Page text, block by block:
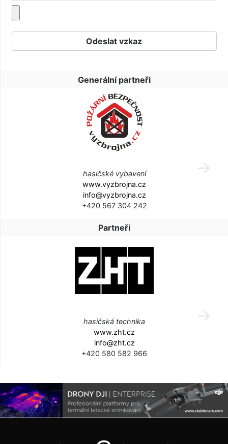
Generální partneři
hasičské vybavení
www.vyzbrojna.cz
info@vyzbrojna.cz
+420 567 304 242
Partneři
hasičská technika
www.zht.cz
info@zht.cz
+420 580 582 966